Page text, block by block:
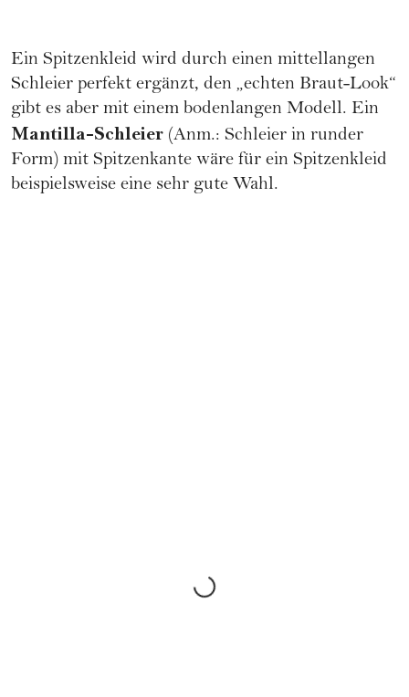
Ein Spitzenkleid wird durch einen mittellangen
Schleier perfekt ergänzt, den „echten Braut-Look“
gibt es aber mit einem bodenlangen Modell. Ein
Mantilla-Schleier (Anm.: Schleier in runder
Form) mit Spitzenkante wäre für ein Spitzenkleid
beispielsweise eine sehr gute Wahl.